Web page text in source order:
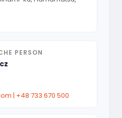
PERSON
| +48 733 670 500